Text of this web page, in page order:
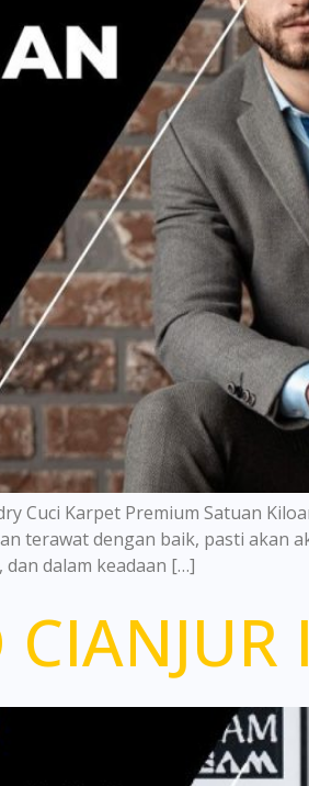
Cuci Karpet Premium Satuan
terawat dengan baik, pasti akan
dalam keadaan […]